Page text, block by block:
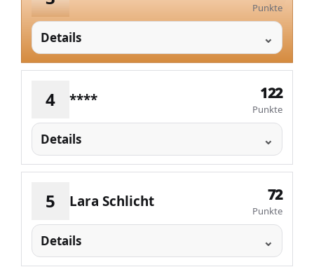
Punkte
Details
4 **** 122
Punkte
Details
5 Lara Schlicht 72
Punkte
Details